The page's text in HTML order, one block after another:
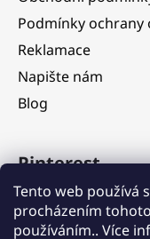
Tento web používá
procházením
používáním.. Více
Podmínky ochrany
Reklamace
Napište nám
Blog
Pinterest